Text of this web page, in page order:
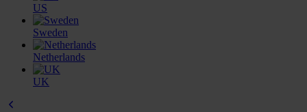
US
Sweden
Netherlands
UK